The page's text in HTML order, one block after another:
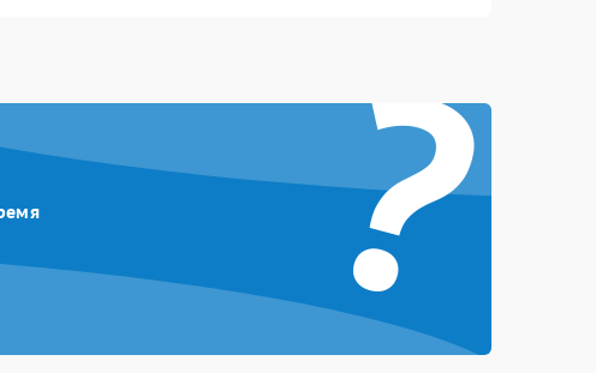
1500 ₽
Подробнее →
Подробнее →
?